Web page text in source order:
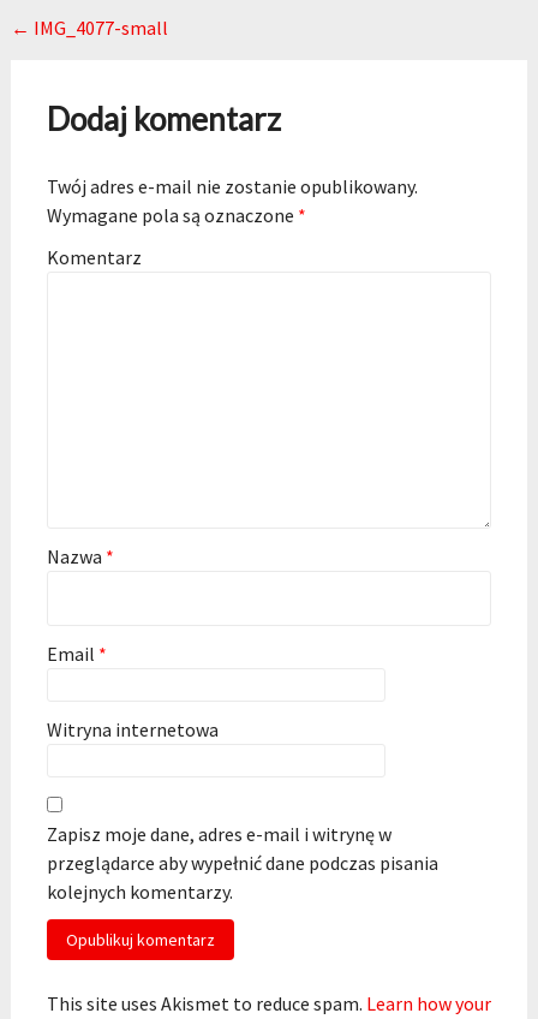
Post navigation
← IMG_4077-small
Dodaj komentarz
Twój adres e-mail nie zostanie opublikowany.
Wymagane pola są oznaczone *
Komentarz
Nazwa *
Email *
Witryna internetowa
Zapisz moje dane, adres e-mail i witrynę w
przeglądarce aby wypełnić dane podczas pisania
kolejnych komentarzy.
This site uses Akismet to reduce spam. Learn how your